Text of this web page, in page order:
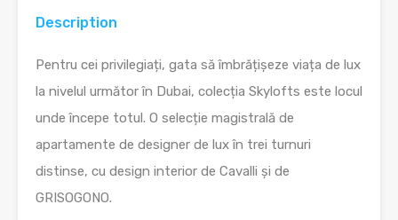
Description
Pentru cei privilegiați, gata să îmbrățișeze viața de lux
la nivelul următor în Dubai, colecția Skylofts este locul
unde începe totul. O selecție magistrală de
apartamente de designer de lux în trei turnuri
distinse, cu design interior de Cavalli și de
GRISOGONO.